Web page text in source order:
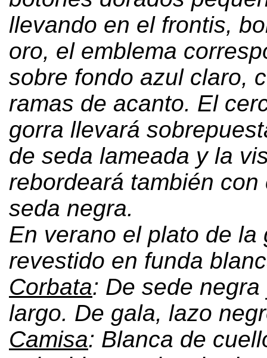
llevando en el frontis,
oro, el emblema
sobre fondo azul claro,
ramas de acanto. El
gorra llevará
de seda lameada y la
rebordeará también con
seda negra.
En verano el plato de la
revestido en funda
Corbata: De sede negra
largo. De gala, lazo
Camisa: Blanca de